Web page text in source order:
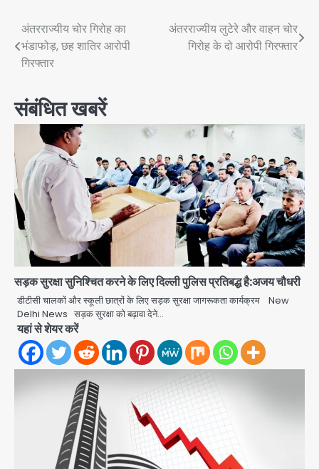
Post
navigation
अंतरराज्यीय चोर गिरोह का
भंडाफोड़, छह शातिर आरोपी
गिरफ्तार
अंतरराज्यीय लुटेरे और वाहन चोर
गिरोह के दो आरोपी गिरफ्तार
संबंधित खबरें
सड़क सुरक्षा सुनिश्चित करने के लिए दिल्ली पुलिस प्रतिबद्ध है:अजय चौधरी
डीटीसी चालकों और स्कूली छात्रों के लिए सड़क सुरक्षा जागरूकता कार्यक्रम New
Delhi News सड़क सुरक्षा को बढ़ावा देने…
यहां से शेयर करें